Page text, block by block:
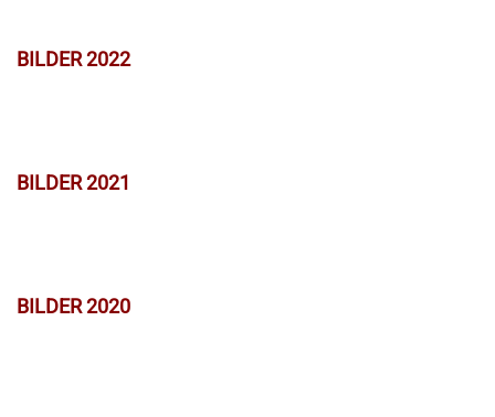
BILDER 2022
BILDER 2021
BILDER 2020